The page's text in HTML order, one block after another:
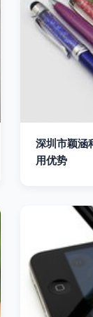
深圳市颖涵
用优势